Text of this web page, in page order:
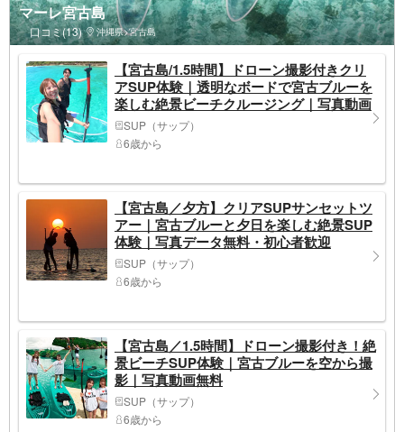
マーレ宮古島
口コミ(13) 沖縄県>宮古島
【宮古島/1.5時間】ドローン撮影付きクリ
アSUP体験｜透明なボードで宮古ブルーを
楽しむ絶景ビーチクルージング｜写真動画
データ無料
SUP（サップ）
6歳から
【宮古島／夕方】クリアSUPサンセットツ
アー｜宮古ブルーと夕日を楽しむ絶景SUP
体験｜写真データ無料・初心者歓迎
SUP（サップ）
6歳から
【宮古島／1.5時間】ドローン撮影付き！絶
景ビーチSUP体験｜宮古ブルーを空から撮
影｜写真動画無料
SUP（サップ）
6歳から